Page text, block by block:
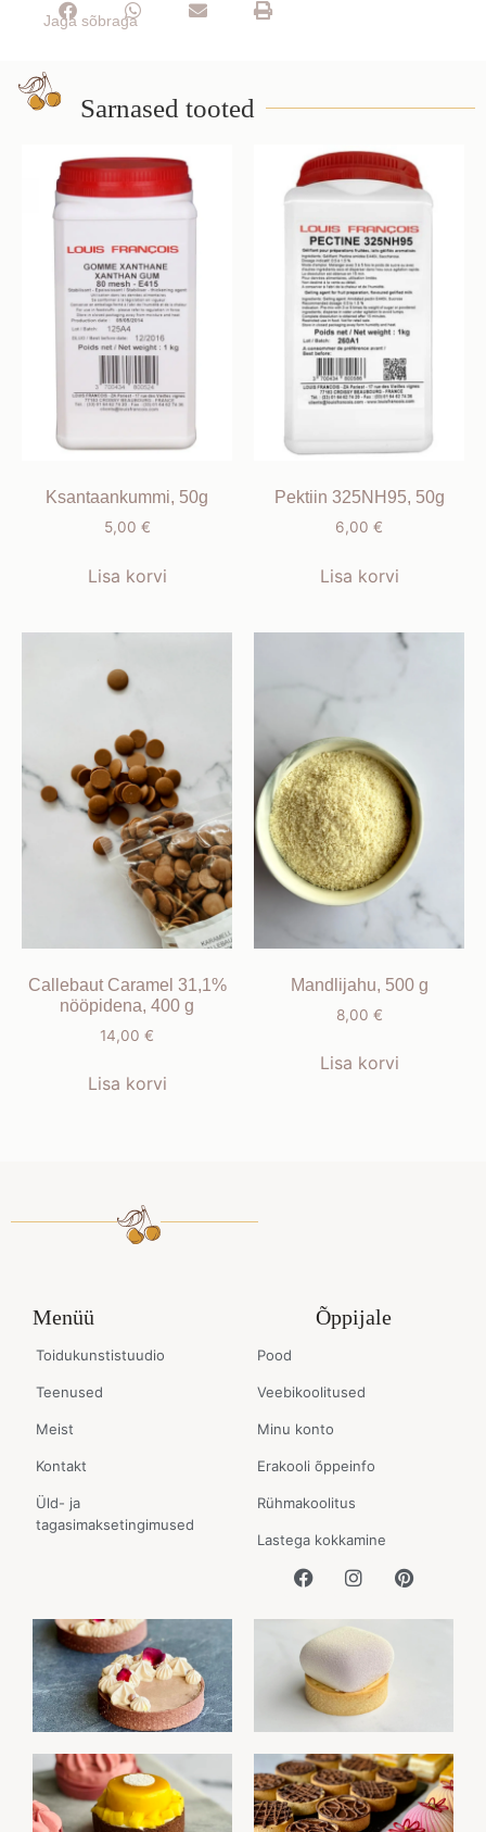
Jaga sõbraga
Sarnased tooted
Ksantaankummi, 50g
5,00 €
Lisa korvi
Pektiin 325NH95, 50g
6,00 €
Lisa korvi
Callebaut Caramel 31,1%
nööpidena, 400 g
14,00 €
Lisa korvi
Mandlijahu, 500 g
8,00 €
Lisa korvi
Menüü
Toidukunstistuudio
Teenused
Meist
Kontakt
Üld- ja
tagasimaksetingimused
Õppijale
Pood
Veebikoolitused
Minu konto
Erakooli õppeinfo
Rühmakoolitus
Lastega kokkamine